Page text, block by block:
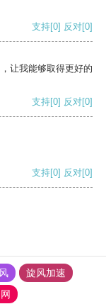
支持[0] 反对[0]
让我能够取得更好的
支持[0] 反对[0]
支持[0] 反对[0]
旋风加速